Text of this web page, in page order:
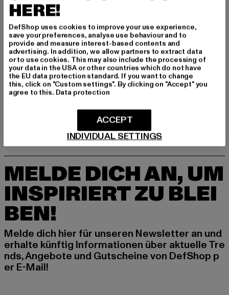
Schöneberger Straße 15 | 10963 Berlin | DE
GRÖSSE & PASSFORM
PFLEGEHINWEISE
LIEFERUNG & RÜCKGABE
MELDE DICH AN, UM
INSPIRIERT ZU BLEI
BEN!
Melde dich hier für unseren Newsletter an und
erhalte künftig Informationen über aktuelle Tre
nds, Angebote und Gutscheine von DefShop p
er E-Mail!
HERE!
DefShop uses cookies to improve your use experience,
save your preferences, analyse use behaviour and to
provide and measure interest-based contents and
advertising. In addition, we allow partners to extract data
or to use cookies. This may also include the processing of
your data in the USA or other countries which do not have
the EU data protection standard. If you want to change
this, click on "Custom settings". By clicking on "Accept" you
agree to this. Data protection
INDIVIDUAL SETTINGS
ACCEPT